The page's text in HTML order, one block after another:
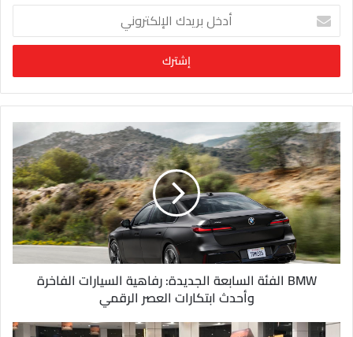
خ
ب
ر
ي
د
ك
ا
ل
إ
ل
ك
ت
ر
BMW الفئة السابعة الجديدة: رفاهية السيارات الفاخرة
وأحدث ابتكارات العصر الرقمي